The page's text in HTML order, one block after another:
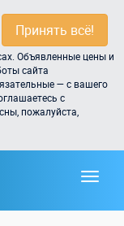
Принять всё!
Объявленные цены и
сайта
— с вашего
с
пожалуйста,